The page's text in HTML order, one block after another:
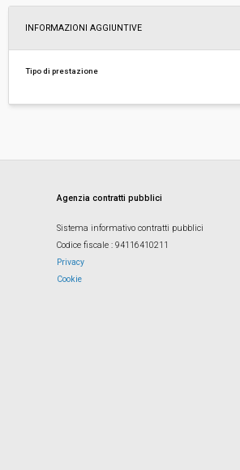
INFORMAZIONI AGGIUNTIVE
Tipo di prestazione
Agenzia contratti pubblici
Sistema informativo contratti pubblici
Codice fiscale : 94116410211
Privacy
Cookie